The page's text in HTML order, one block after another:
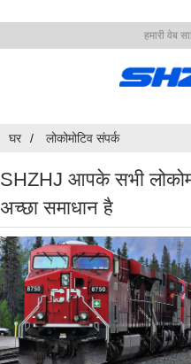
हमारी वेब
घर लोकोमोटिव संपर्क
SHZHJ आपके सभी
अच्छा समाधान है